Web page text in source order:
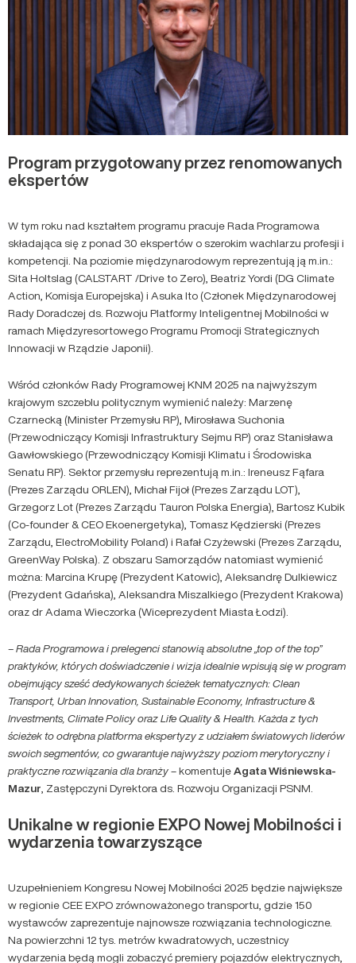
Program przygotowany przez renomowanych
ekspertów
W tym roku nad kształtem programu pracuje Rada Programowa
składająca się z ponad 30 ekspertów o szerokim wachlarzu profesji i
kompetencji. Na poziomie międzynarodowym reprezentują ją m.in.:
Sita Holtslag (CALSTART /Drive to Zero), Beatriz Yordi (DG Climate
Action, Komisja Europejska) i Asuka Ito (Członek Międzynarodowej
Rady Doradczej ds. Rozwoju Platformy Inteligentnej Mobilności w
ramach Międzyresortowego Programu Promocji Strategicznych
Innowacji w Rządzie Japonii).
Wśród członków Rady Programowej KNM 2025 na najwyższym
krajowym szczeblu politycznym wymienić należy: Marzenę
Czarnecką (Minister Przemysłu RP), Mirosława Suchonia
(Przewodniczący Komisji Infrastruktury Sejmu RP) oraz Stanisława
Gawłowskiego (Przewodniczący Komisji Klimatu i Środowiska
Senatu RP). Sektor przemysłu reprezentują m.in.: Ireneusz Fąfara
(Prezes Zarządu ORLEN), Michał Fijoł (Prezes Zarządu LOT),
Grzegorz Lot (Prezes Zarządu Tauron Polska Energia), Bartosz Kubik
(Co-founder & CEO Ekoenergetyka), Tomasz Kędzierski (Prezes
Zarządu, ElectroMobility Poland) i Rafał Czyżewski (Prezes Zarządu,
GreenWay Polska). Z obszaru Samorządów natomiast wymienić
można: Marcina Krupę (Prezydent Katowic), Aleksandrę Dulkiewicz
(Prezydent Gdańska), Aleksandra Miszalkiego (Prezydent Krakowa)
oraz dr Adama Wieczorka (Wiceprezydent Miasta Łodzi).
– Rada Programowa i prelegenci stanowią absolutne „top of the top”
praktyków, których doświadczenie i wizja idealnie wpisują się w program
obejmujący sześć dedykowanych ścieżek tematycznych: Clean
Transport, Urban Innovation, Sustainable Economy, Infrastructure &
Investments, Climate Policy oraz Life Quality & Health. Każda z tych
ścieżek to odrębna platforma ekspertyzy z udziałem światowych liderów
swoich segmentów, co gwarantuje najwyższy poziom merytoryczny i
praktyczne rozwiązania dla branży– komentujeAgata Wiśniewska-
Mazur, Zastępczyni Dyrektora ds. Rozwoju Organizacji PSNM.
Unikalne w regionie EXPO Nowej Mobilności i
wydarzenia towarzyszące
Uzupełnieniem Kongresu Nowej Mobilności 2025 będzie największe
w regionie CEE EXPO zrównoważonego transportu, gdzie 150
wystawców zaprezentuje najnowsze rozwiązania technologiczne.
Na powierzchni 12 tys. metrów kwadratowych, uczestnicy
wydarzenia będą mogli zobaczyć premiery pojazdów elektrycznych,